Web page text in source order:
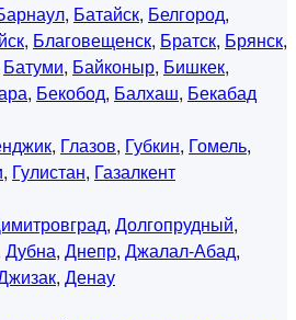
, Батайск, Белгород,
, Благовещенск, Братск, Брянск,
Батуми, Байконыр, Бишкек,
, Бекобод, Балхаш, Бекабад
, Глазов, Губкин, Гомель,
, Гулистан, Газалкент
, Долгопрудный,
Дубна, Днепр, Джалал-Абад,
, Денау